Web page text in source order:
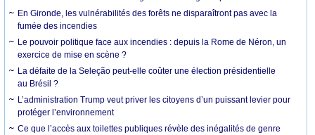
En Gironde, les vulnérabilités des forêts ne disparaîtront pas avec la
fumée des incendies
Le pouvoir politique face aux incendies : depuis la Rome de Néron, un
exercice de mise en scène ?
La défaite de la Seleção peut-elle coûter une élection présidentielle
au Brésil ?
L’administration Trump veut priver les citoyens d’un puissant levier pour
protéger l’environnement
Ce que l’accès aux toilettes publiques révèle des inégalités de genre